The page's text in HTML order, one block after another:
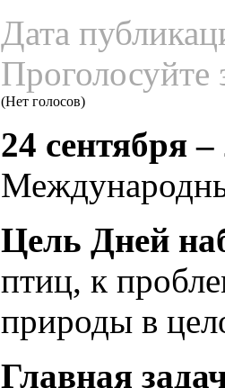
Дата
Проголосуйте
(Нет голосов)
24 сентября
Цель Дней
птиц, к
природы в
Главная